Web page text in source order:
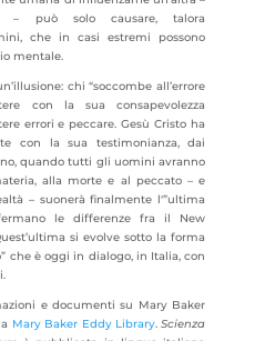
– può solo causare, talora
che in casi estremi possono
mentale.
chi “soccombe all’errore
con la sua consapevolezza
errori e peccare. Gesù Cristo ha
con la sua testimonianza, dai
quando tutti gli uomini avranno
alla morte e al peccato – e
– suonerà finalmente l'”ultima
le differenze fra il New
si evolve sotto la forma
che è oggi in dialogo, in Italia, con
e documenti su Mary Baker
Mary Baker Eddy Library.Scienza